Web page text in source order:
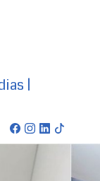
|